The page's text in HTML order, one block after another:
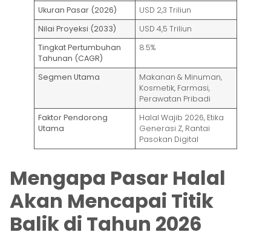
Ukuran Pasar (2026)
USD 2,3 Triliun
Nilai Proyeksi (2033)
USD 4,5 Triliun
Tingkat Pertumbuhan
Tahunan (CAGR)
8.5%
Segmen Utama
Makanan & Minuman,
Kosmetik, Farmasi,
Perawatan Pribadi
Faktor Pendorong
Utama
Halal Wajib 2026, Etika
Generasi Z, Rantai
Pasokan Digital
Mengapa Pasar Halal
Akan Mencapai Titik
Balik di Tahun 2026